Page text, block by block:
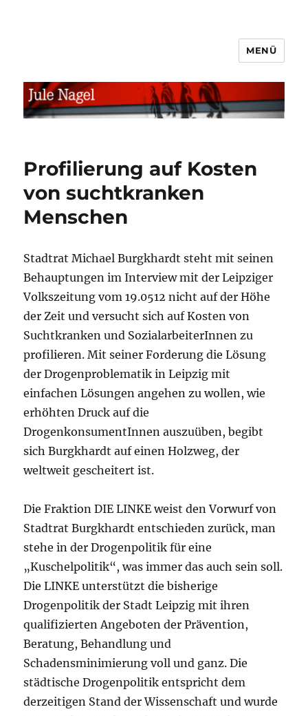
MENÜ
Profilierung auf Kosten
von suchtkranken
Menschen
Stadtrat Michael Burgkhardt steht mit seinen
Behauptungen im Interview mit der Leipziger
Volkszeitung vom 19.0512 nicht auf der Höhe
der Zeit und versucht sich auf Kosten von
Suchtkranken und SozialarbeiterInnen zu
profilieren. Mit seiner Forderung die Lösung
der Drogenproblematik in Leipzig mit
einfachen Lösungen angehen zu wollen, wie
erhöhten Druck auf die
DrogenkonsumentInnen auszuüben, begibt
sich Burgkhardt auf einen Holzweg, der
weltweit gescheitert ist.
Die Fraktion DIE LINKE weist den Vorwurf von
Stadtrat Burgkhardt entschieden zurück, man
stehe in der Drogenpolitik für eine
„Kuschelpolitik“, was immer das auch sein soll.
Die LINKE unterstützt die bisherige
Drogenpolitik der Stadt Leipzig mit ihren
qualifizierten Angeboten der Prävention,
Beratung, Behandlung und
Schadensminimierung voll und ganz. Die
städtische Drogenpolitik entspricht dem
derzeitigen Stand der Wissenschaft und wurde